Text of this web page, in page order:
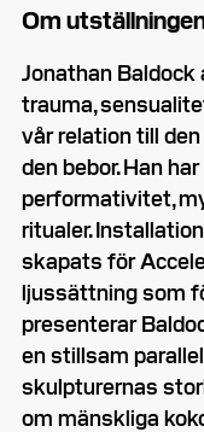
Om
Jonathan
trauma,
vår relation till
den bebor. Han
performativitet,
ritualer.
skapats för
ljussättning som
presenterar
en stillsam
skulpturernas
om mänskliga